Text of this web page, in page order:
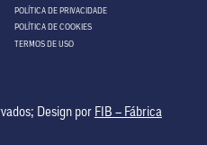
POLÍTICA DE PRIVACIDADE
POLÍTICA DE COOKIES
TERMOS DE USO
Design por FIB – Fábrica